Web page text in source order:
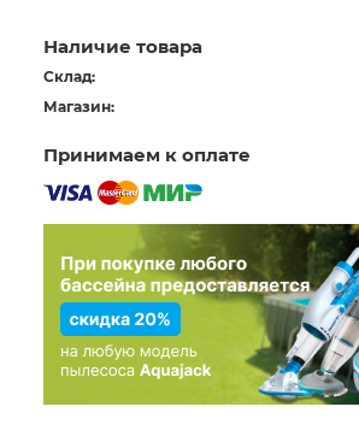
Наличие товара
Склад:
Магазин:
Принимаем к оплате